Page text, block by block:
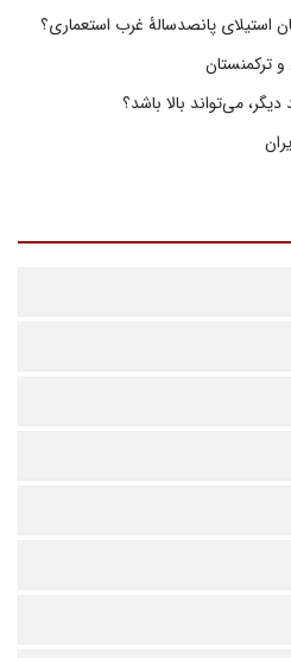
استیلای پانصدسالۀ غرب استعماری؟
ترکمنستان
می‌تواند بالا باشد؟